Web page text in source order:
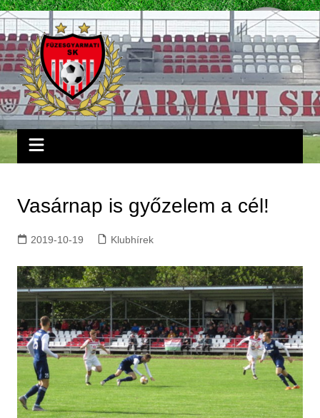
Skip
to
content
Vasárnap is győzelem a cél!
2019-10-19 Klubhírek